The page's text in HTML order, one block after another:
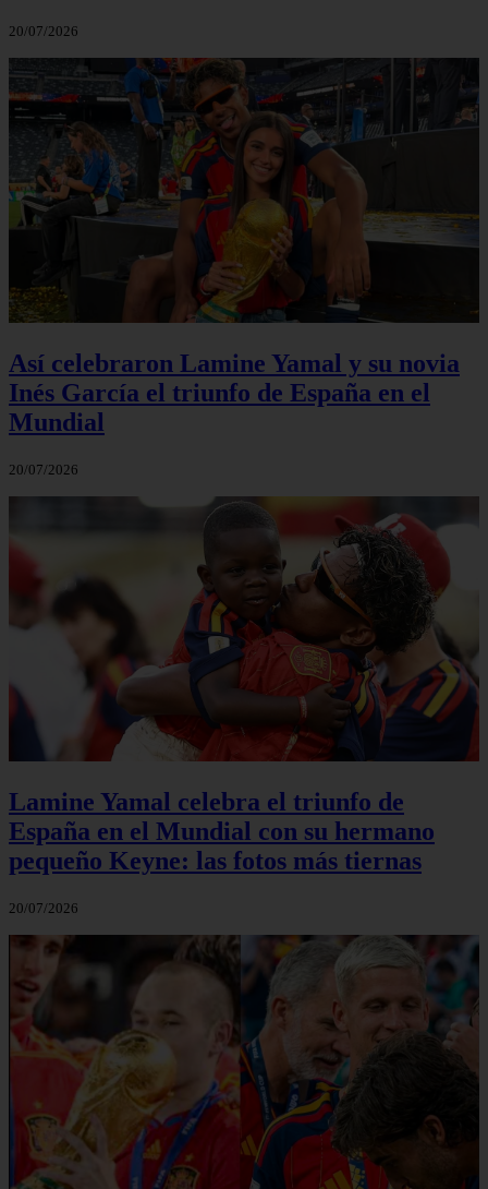
20/07/2026
Así celebraron Lamine Yamal y su novia
Inés García el triunfo de España en el
Mundial
20/07/2026
Lamine Yamal celebra el triunfo de
España en el Mundial con su hermano
pequeño Keyne: las fotos más tiernas
20/07/2026